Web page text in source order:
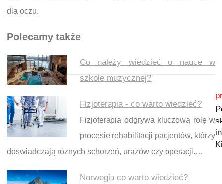
dla oczu.
Polecamy także
Co należy wiedzieć o nauce w
szkole muzycznej?
Fizjoterapia - co warto wiedzieć?
Fizjoterapia odgrywa kluczową rolę w
procesie rehabilitacji pacjentów, którzy
doświadczają różnych schorzeń, urazów czy operacji.…
Norwegia co warto wiedzieć?